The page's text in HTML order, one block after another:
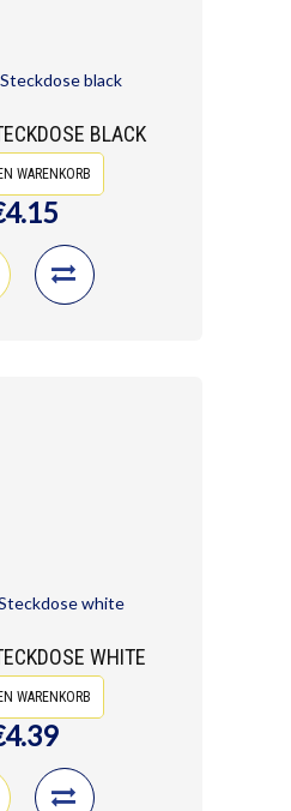
BLACK
WARENKORB
WHITE
WARENKORB